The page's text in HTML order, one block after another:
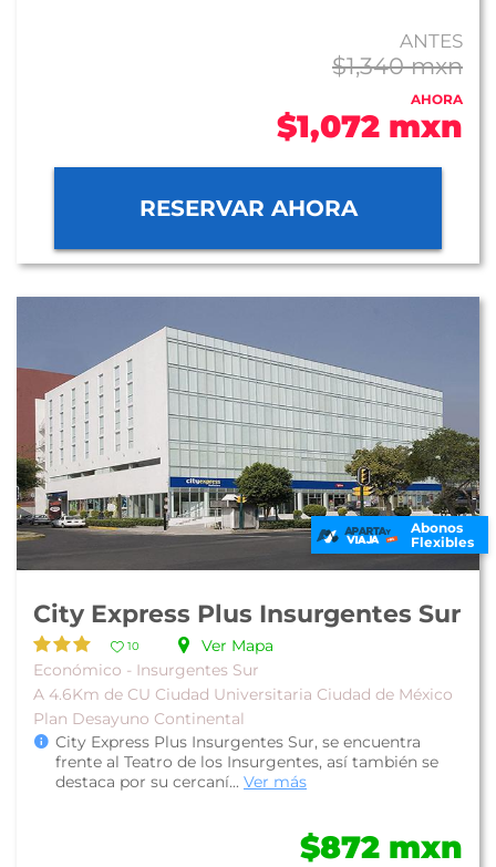
ANTES
$1,340 mxn
AHORA
$1,072 mxn
RESERVAR AHORA
Abonos
Flexibles
City Express Plus Insurgentes Sur
10
Ver Mapa
Económico - Insurgentes Sur
A 4.6Km de CU Ciudad Universitaria Ciudad de México
Plan Desayuno Continental
City Express Plus Insurgentes Sur, se encuentra
frente al Teatro de los Insurgentes, así también se
destaca por su cercaní... Ver más
$872 mxn